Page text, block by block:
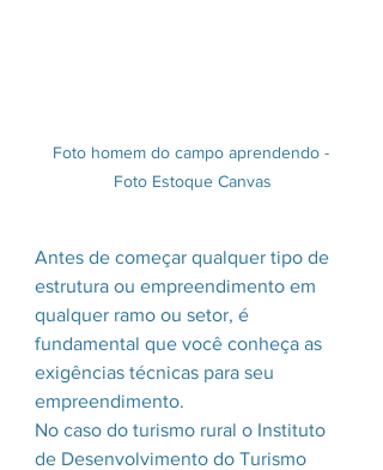
Foto homem do campo aprendendo -
Foto Estoque Canvas
Antes de começar qualquer tipo de
estrutura ou empreendimento em
qualquer ramo ou setor, é
fundamental que você conheça as
exigências técnicas para seu
empreendimento.
No caso do turismo rural o Instituto
de Desenvolvimento do Turismo